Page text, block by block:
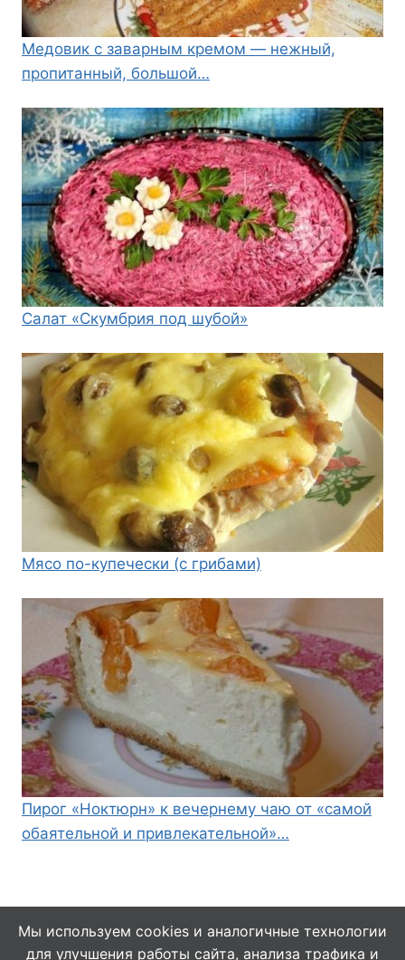
Медовик с заварным кремом — нежный,
пропитанный, большой…
Салат «Скумбрия под шубой»
Мясо по-купечески (с грибами)
Пирог «Ноктюрн» к вечернему чаю от «самой
обаятельной и привлекательной»…
Мы используем cookies и аналогичные технологии
для улучшения работы сайта, анализа трафика и